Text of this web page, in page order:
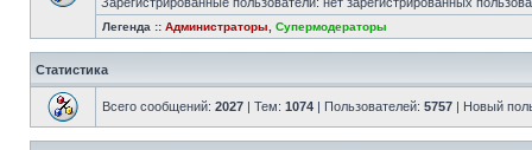
Легенда :: Администраторы Супермодераторы
Статистика
Всего сообщений: 2027 | Тем: 1074 | Пользователей: 5757 | Новый